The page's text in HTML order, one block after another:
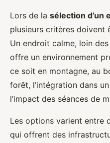
Lors de la sélection d’un
plusieurs critères doivent
Un endroit calme, loin
offre un environnement
ce soit en montagne, au
forêt, l’intégration dans
l’impact des séances de
Les options varient entre
qui offrent des